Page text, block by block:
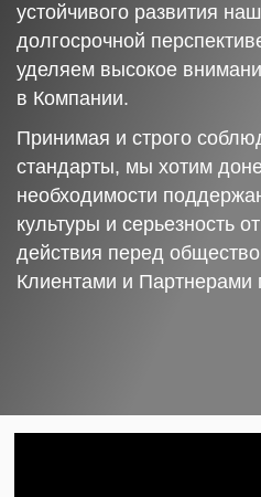
устойчивого развития
долгосрочной
уделяем высокое
в Компании.
Принимая и строго
стандарты, мы хотим
необходимости
культуры и серьезность
действия перед
Клиентами и Партнерами